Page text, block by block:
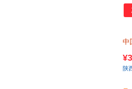
《
中
陕